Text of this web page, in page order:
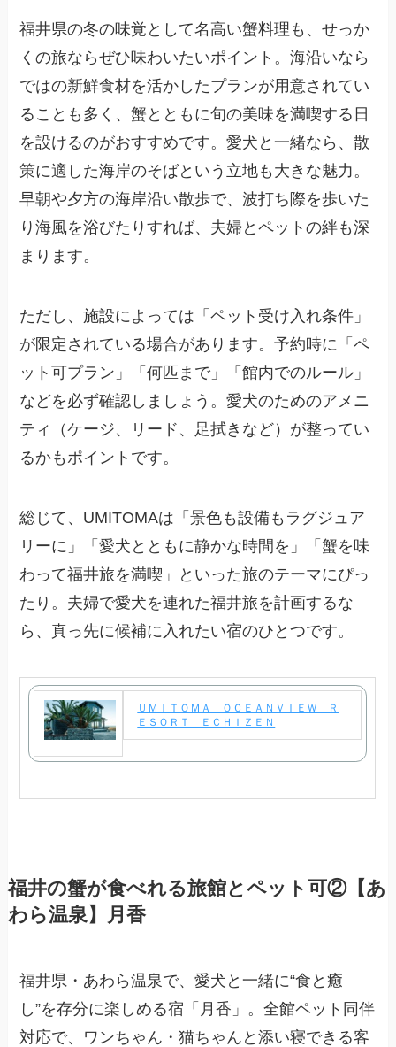
福井県の冬の味覚として名高い蟹料理も、せっか
くの旅ならぜひ味わいたいポイント。海沿いなら
ではの新鮮食材を活かしたプランが用意されてい
ることも多く、蟹とともに旬の美味を満喫する日
を設けるのがおすすめです。愛犬と一緒なら、散
策に適した海岸のそばという立地も大きな魅力。
早朝や夕方の海岸沿い散歩で、波打ち際を歩いた
り海風を浴びたりすれば、夫婦とペットの絆も深
まります。
ただし、施設によっては「ペット受け入れ条件」
が限定されている場合があります。予約時に「ペ
ット可プラン」「何匹まで」「館内でのルール」
などを必ず確認しましょう。愛犬のためのアメニ
ティ（ケージ、リード、足拭きなど）が整ってい
るかもポイントです。
総じて、UMITOMAは「景色も設備もラグジュア
リーに」「愛犬とともに静かな時間を」「蟹を味
わって福井旅を満喫」といった旅のテーマにぴっ
たり。夫婦で愛犬を連れた福井旅を計画するな
ら、真っ先に候補に入れたい宿のひとつです。
ＵＭＩＴＯＭＡ ＯＣＥＡＮＶＩＥＷ Ｒ
ＥＳＯＲＴ ＥＣＨＩＺＥＮ
福井の蟹が食べれる旅館とペット可②【あ
わら温泉】月香
福井県・あわら温泉で、愛犬と一緒に“食と癒
し”を存分に楽しめる宿「月香」。全館ペット同伴
対応で、ワンちゃん・猫ちゃんと添い寝できる客